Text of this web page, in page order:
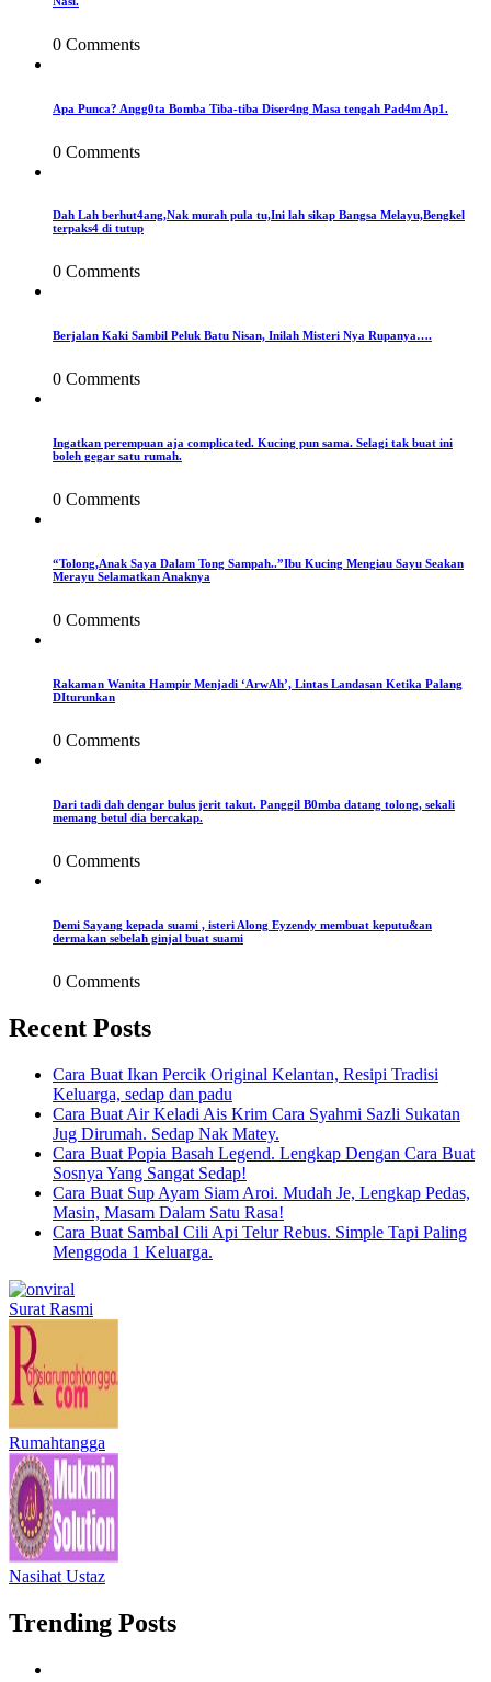
0 Comments
Apa Punca? Angg0ta Bomba Tiba-tiba Diser4ng Masa tengah Pad4m Ap1.
0 Comments
Dah Lah berhut4ang,Nak murah pula tu,Ini lah sikap Bangsa Melayu,Bengkel
terpaks4 di tutup
0 Comments
Berjalan Kaki Sambil Peluk Batu Nisan, Inilah Misteri Nya Rupanya….
0 Comments
Ingatkan perempuan aja complicated. Kucing pun sama. Selagi tak buat ini
boleh gegar satu rumah.
0 Comments
“Tolong,Anak Saya Dalam Tong Sampah..”Ibu Kucing Mengiau Sayu Seakan
Merayu Selamatkan Anaknya
0 Comments
Rakaman Wanita Hampir Menjadi ‘ArwAh’, Lintas Landasan Ketika Palang
DIturunkan
0 Comments
Dari tadi dah dengar bulus jerit takut. Panggil B0mba datang tolong, sekali
memang betul dia bercakap.
0 Comments
Demi Sayang kepada suami , isteri Along Eyzendy membuat keputu&an
dermakan sebelah ginjal buat suami
0 Comments
Recent Posts
Cara Buat Ikan Percik Original Kelantan, Resipi Tradisi
Keluarga, sedap dan padu
Cara Buat Air Keladi Ais Krim Cara Syahmi Sazli Sukatan
Jug Dirumah. Sedap Nak Matey.
Cara Buat Popia Basah Legend. Lengkap Dengan Cara Buat
Sosnya Yang Sangat Sedap!
Cara Buat Sup Ayam Siam Aroi. Mudah Je, Lengkap Pedas,
Masin, Masam Dalam Satu Rasa!
Cara Buat Sambal Cili Api Telur Rebus. Simple Tapi Paling
Menggoda 1 Keluarga.
Surat Rasmi
Rumahtangga
Nasihat Ustaz
Trending Posts